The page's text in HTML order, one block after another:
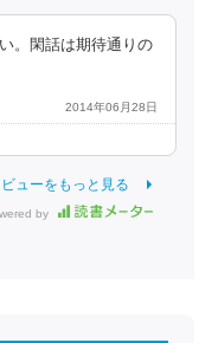
。閑話は期待通りの
2014年06月28日
ューをもっと見る
by